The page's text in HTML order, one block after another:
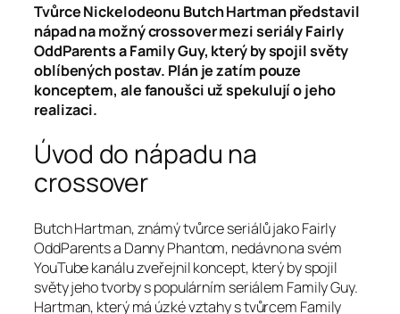
Tvůrce Nickelodeonu Butch Hartman představil
nápad na možný crossover mezi seriály Fairly
OddParents a Family Guy, který by spojil světy
oblíbených postav. Plán je zatím pouze
konceptem, ale fanoušci už spekulují o jeho
realizaci.
Úvod do nápadu na
crossover
Butch Hartman, známý tvůrce seriálů jako Fairly
OddParents a Danny Phantom, nedávno na svém
YouTube kanálu zveřejnil koncept, který by spojil
světy jeho tvorby s populárním seriálem Family Guy.
Hartman, který má úzké vztahy s tvůrcem Family